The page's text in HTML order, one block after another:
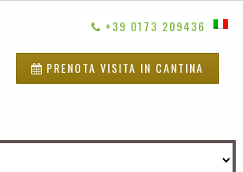
+39 0173 209436
PRENOTA VISITA IN CANTINA